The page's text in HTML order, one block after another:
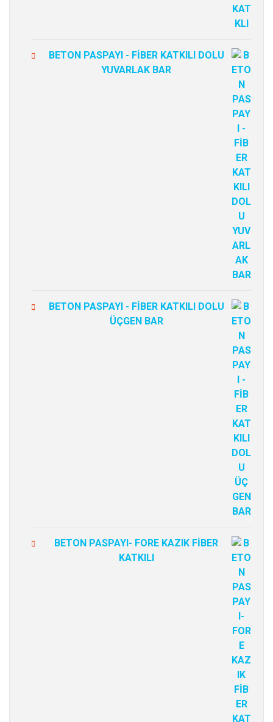
BETON PASPAYI - FİBER KATKILI DOLU
YUVARLAK BAR
BETON PASPAYI - FİBER KATKILI DOLU
ÜÇGEN BAR
BETON PASPAYI- FORE KAZIK FİBER
KATKILI